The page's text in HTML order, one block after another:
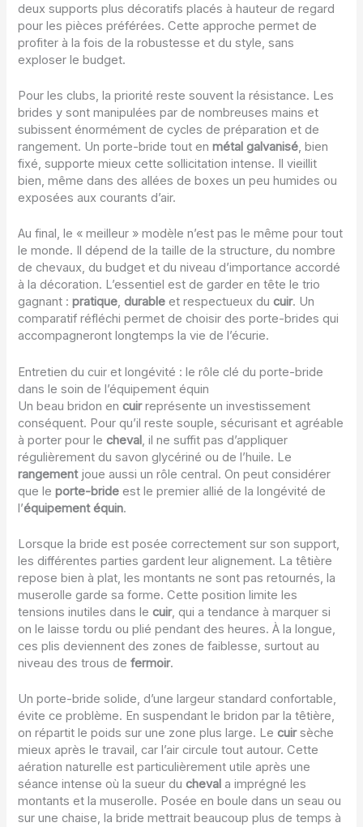
deux supports plus décoratifs placés à hauteur de regard
pour les pièces préférées. Cette approche permet de
profiter à la fois de la robustesse et du style, sans
exploser le budget.
Pour les clubs, la priorité reste souvent la résistance. Les
brides y sont manipulées par de nombreuses mains et
subissent énormément de cycles de préparation et de
rangement. Un porte-bride tout enmétal galvanisé, bien
fixé, supporte mieux cette sollicitation intense. Il vieillit
bien, même dans des allées de boxes un peu humides ou
exposées aux courants d’air.
Au final, le « meilleur » modèle n’est pas le même pour tout
le monde. Il dépend de la taille de la structure, du nombre
de chevaux, du budget et du niveau d’importance accordé
à la décoration. L’essentiel est de garder en tête le trio
gagnant :pratique,durable et respectueux ducuir. Un
comparatif réfléchi permet de choisir des porte-brides qui
accompagneront longtemps la vie de l’écurie.
Entretien du cuir et longévité : le rôle clé du porte-bride
dans le soin de l’équipement équin
Un beau bridon encuirreprésente un investissement
conséquent. Pour qu’il reste souple, sécurisant et agréable
à porter pour lecheval , il ne suffit pas d’appliquer
régulièrement du savon glycériné ou de l’huile. Le
rangementjoue aussi un rôle central. On peut considérer
que leporte-bride est le premier allié de la longévité de
l’équipement équin.
Lorsque la bride est posée correctement sur son support,
les différentes parties gardent leur alignement. La têtière
repose bien à plat, les montants ne sont pas retournés, la
muserolle garde sa forme. Cette position limite les
tensions inutiles dans lecuir, qui a tendance à marquer si
on le laisse tordu ou plié pendant des heures. À la longue,
ces plis deviennent des zones de faiblesse, surtout au
niveau des trous defermoir.
Un porte-bride solide, d’une largeur standard confortable,
évite ce problème. En suspendant le bridon par la têtière,
on répartit le poids sur une zone plus large. Lecuirsèche
mieux après le travail, car l’air circule tout autour. Cette
aération naturelle est particulièrement utile après une
séance intense où la sueur ducheval a imprégné les
montants et la muserolle. Posée en boule dans un seau ou
sur une chaise, la bride mettrait beaucoup plus de temps à